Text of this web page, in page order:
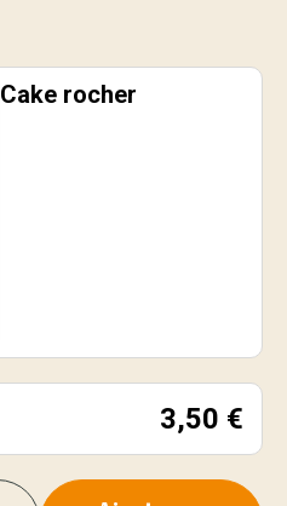
Cake rocher
3,50 €